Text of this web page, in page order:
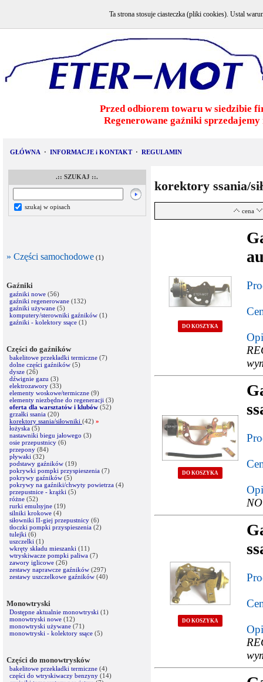
Przed odbiorem towaru w siedzibie
Regenerowane gaźniki
GŁÓWNA · INFORMACJE i KONTAKT · REGULAMIN
.:: SZUKAJ ::.
szukaj w opisach
» Części samochodowe (1)
Gaźniki
gaźniki nowe (56)
gaźniki regenerowane (132)
gaźniki używane (5)
komputery/sterowniki gaźników (1)
gaźniki - kolektory ssące (1)
Części do gaźników
bakelitowe przekładki termiczne (7)
dolne części gaźników (5)
dysze (26)
dźwignie gazu (3)
elektrozawory (33)
elementy woskowe/termiczne (9)
elementy niezbędne do regeneracji (3)
oferta dla warsztatów i klubów (52)
grzałki ssania (20)
korektory ssania/siłowniki (42) »
łożyska (5)
nastawniki biegu jałowego (3)
osie przepustnicy (6)
przepony (84)
pływaki (32)
podstawy gaźników (19)
pokrywki pompki przyspieszenia (7)
pokrywy gaźników (5)
pokrywy na gaźniki/chwyty powietrza (4)
przepustnice - krążki (5)
różne (52)
rurki emulsyjne (19)
silniki krokowe (4)
siłowniki II-giej przepustnicy (6)
tłoczki pompki przyspieszenia (2)
tulejki (6)
uszczelki (1)
wkręty składu mieszanki (11)
wtryskiwacze pompki paliwa (7)
zawory iglicowe (26)
zestawy naprawcze gaźników (297)
zestawy uszczelkowe gaźników (40)
Monowtryski
Dostępne aktualnie monowtryski (1)
monowtryski nowe (12)
monowtryski używane (71)
monowtryski - kolektory ssące (5)
Części do monowtrysków
bakelitowe przekładki termiczne (4)
części do wtryskiwaczy benzyny (14)
korektory ssania/
cena
DO KOSZYKA
DO KOSZYKA
DO KOSZYKA
Ta strona stosuje ciasteczka (pliki cookies). Ustal